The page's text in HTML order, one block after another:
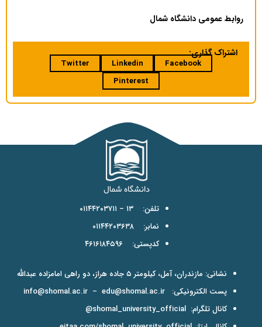
روابط عمومی دانشگاه شمال
اشتراک گذاری:
Facebook
Linkedin
Twitter
Pinterest
تلفن: ۱۳ – ۰۱۱۴۴۲۰۳۷۱۱
نمابر: ۰۱۱۴۴۲۰۳۶۳۸
کدپستی: ۴۶۱۶۱۸۴۵۹۶
نشانی: مازندران، آمل، کیلومتر ۵ جاده هراز، دو راهی امامزاده عبدالله
پست الکترونیکی:
info@shomal.ac.ir – edu@shomal.ac.ir
کانال تلگرام: shomal_university_official@